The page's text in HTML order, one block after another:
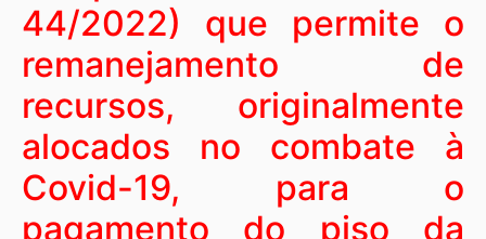
44/2022) que permite o
remanejamento de
recursos, originalmente
alocados no combate à
Covid-19, para o
pagamento do piso da